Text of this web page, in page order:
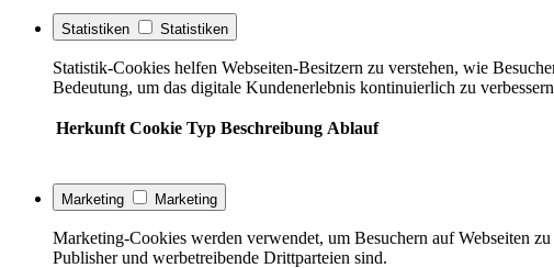
Statistiken Statistiken
Statistik-Cookies helfen Webseiten-Besitzern zu verstehen, wie
Bedeutung, um das digitale Kundenerlebnis kontinuierlich zu
Herkunft Cookie Typ Beschreibung Ablauf
Marketing Marketing
Marketing-Cookies werden verwendet, um Besuchern auf Webseiten
Publisher und werbetreibende Drittparteien sind.